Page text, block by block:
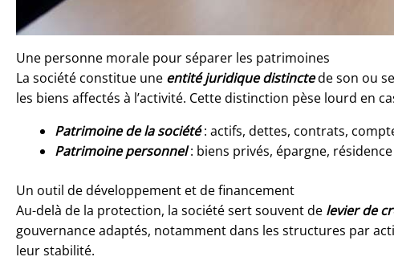
Une personne morale pour séparer les patrimoines
La société constitue une entité juridique distinctede son ou
les biens affectés à l’activité. Cette distinction pèse lourd en
Patrimoine de la société: actifs, dettes, contrats,
Patrimoine personnel: biens privés, épargne,
Un outil de développement et de financement
Au-delà de la protection, la société sert souvent de levier de
gouvernance adaptés, notamment dans les structures par
leur stabilité.